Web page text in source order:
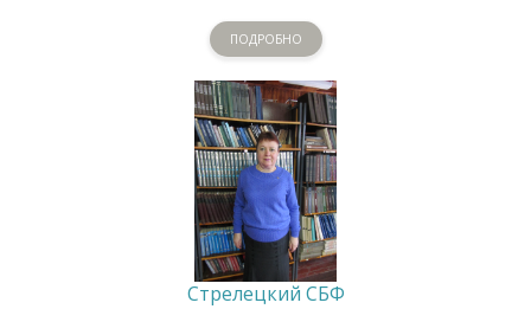
ПОДРОБНО
Стрелецкий СБФ